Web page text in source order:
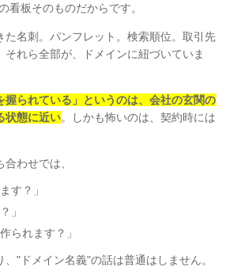
看板そのものだからです。
た名刺。パンフレット。検索順位。取引先
それら全部が、ドメインに紐づいていま
握られている」というのは、会社の玄関の
状態に近い。しかも怖いのは、契約時には
わせでは、
す？」
」
られます？」
"ドメイン名義"の話は普通はしません。